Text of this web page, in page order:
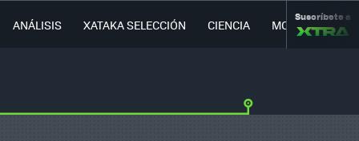
ANÁLISIS XATAKA SELECCIÓN CIENCIA MOVILIDAD
Suscríbete a